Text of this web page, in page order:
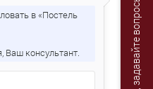
в «Постель
Ваш консультант.